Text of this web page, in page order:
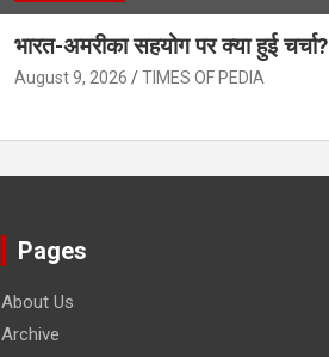
भारत-अमरीका सहयोग पर क्या हुई चर्चा?
August 9, 2026 TIMES OF PEDIA
Pages
About Us
Archive